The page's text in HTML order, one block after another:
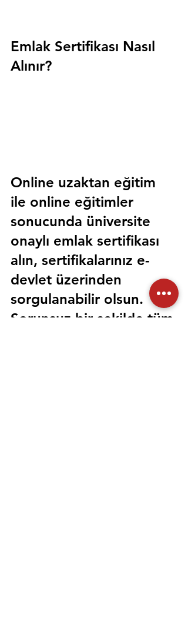
Emlak Sertifikası Nasıl
Alınır?
Online uzaktan eğitim
ile online eğitimler
sonucunda üniversite
onaylı emlak sertifikası
alın, sertifikalarınız e-
devlet üzerinden
sorgulanabilir olsun.
Sorunsuz bir şekilde tüm